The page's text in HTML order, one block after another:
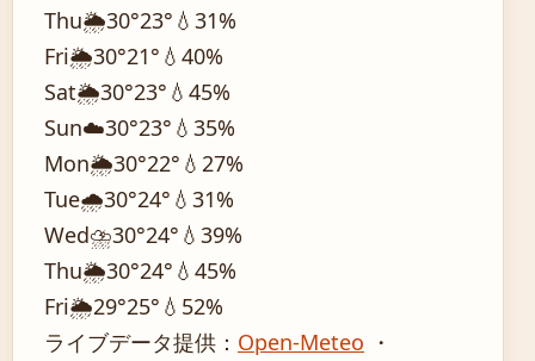
Thu🌦️30°23° 💧31%
Fri🌦️30°21° 💧40%
Sat🌦️30°23° 💧45%
Sun☁️30°23° 💧35%
Mon🌦️30°22° 💧27%
Tue🌧️30°24° 💧31%
Wed⛈️30°24° 💧39%
Thu🌦️30°24° 💧45%
Fri🌦️29°25° 💧52%
ライブデータ提供： Open-Meteo ・